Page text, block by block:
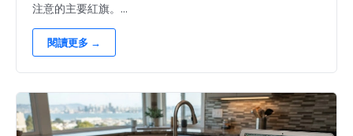
注意的主要紅旗。...
閱讀更多 →